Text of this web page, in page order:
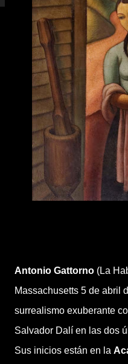
Obra :
Antonio Gattorno (La
Massachusetts 5 de abril
surrealismo exuberante
Salvador Dalí en las dos
Sus inicios están en la